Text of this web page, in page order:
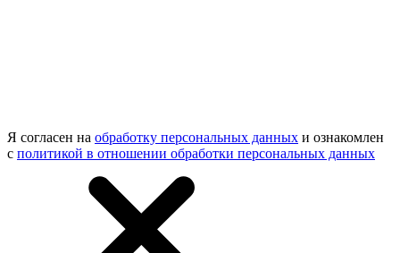
Я согласен на обработку персональных данных и ознакомлен
с политикой в отношении обработки персональных данных